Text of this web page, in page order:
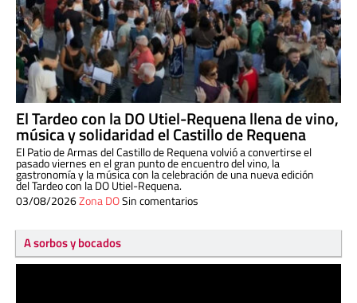
El Tardeo con la DO Utiel-Requena llena de vino,
música y solidaridad el Castillo de Requena
El Patio de Armas del Castillo de Requena volvió a convertirse el
pasado viernes en el gran punto de encuentro del vino, la
gastronomía y la música con la celebración de una nueva edición
del Tardeo con la DO Utiel-Requena.
03/08/2026Zona DOSin comentarios
A sorbos y bocados